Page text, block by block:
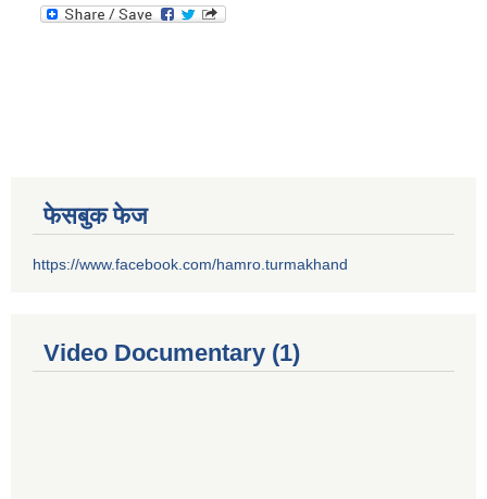
फेसबुक फेज
https://www.facebook.com/hamro.turmakhand
Video Documentary (1)